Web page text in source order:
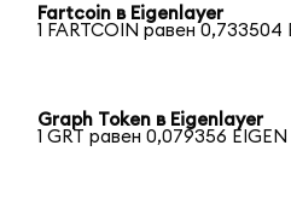
Fartcoin в Eigenlayer
1 FARTCOIN равен 0,733504
Graph Token в Eigenlayer
1 GRT равен 0,079356 EIGEN